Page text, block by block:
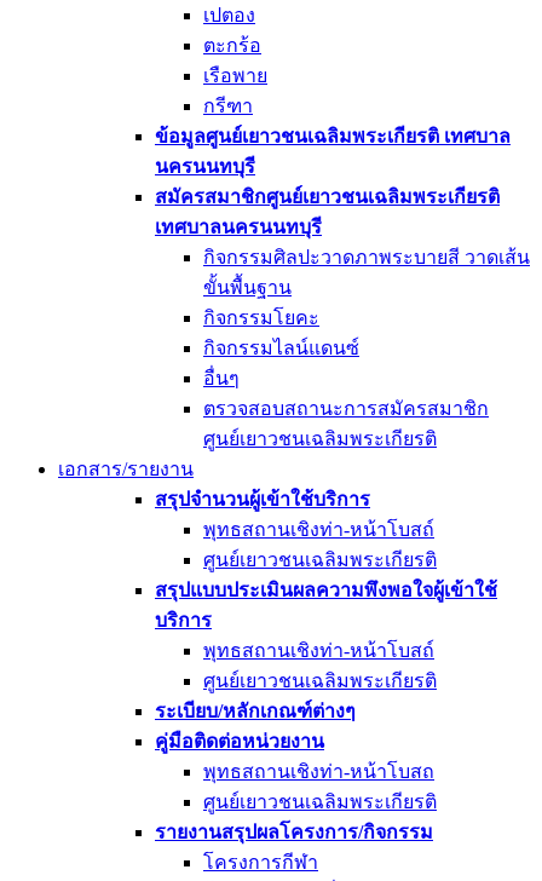
เปตอง
ตะกร้อ
เรือพาย
กรีฑา
ข้อมูลศูนย์เยาวชนเฉลิมพระเกียรติ เทศบาล
นครนนทบุรี
สมัครสมาชิกศูนย์เยาวชนเฉลิมพระเกียรติ
เทศบาลนครนนทบุรี
กิจกรรมศิลปะวาดภาพระบายสี วาดเส้น
ขั้นพื้นฐาน
กิจกรรมโยคะ
กิจกรรมไลน์แดนซ์
อื่นๆ
ตรวจสอบสถานะการสมัครสมาชิก
ศูนย์เยาวชนเฉลิมพระเกียรติ
เอกสาร/รายงาน
สรุปจำนวนผู้เข้าใช้บริการ
พุทธสถานเชิงท่า-หน้าโบสถ์
ศูนย์เยาวชนเฉลิมพระเกียรติ
สรุปแบบประเมินผลความพึงพอใจผู้เข้าใช้
บริการ
พุทธสถานเชิงท่า-หน้าโบสถ์
ศูนย์เยาวชนเฉลิมพระเกียรติ
ระเบียบ/หลักเกณฑ์ต่างๆ
คู่มือติดต่อหน่วยงาน
พุทธสถานเชิงท่า-หน้าโบสถ
ศูนย์เยาวชนเฉลิมพระเกียรติ
รายงานสรุปผลโครงการ/กิจกรรม
โครงการกีฬา